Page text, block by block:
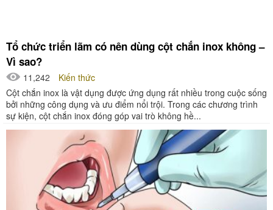
Tổ chức triển lãm có nên dùng cột chắn inox không –
Vì sao?
11,242
Kiến thức
Cột chắn inox là vật dụng được ứng dụng rất nhiều trong cuộc sống
bởi những công dụng và ưu điểm nổi trội. Trong các chương trình
sự kiện, cột chắn inox đóng góp vai trò không hề...